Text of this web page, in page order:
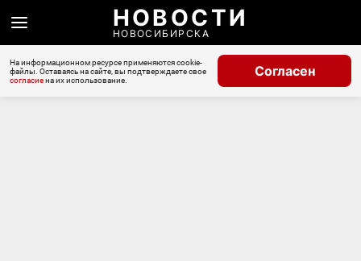
НОВОСТИ
НОВОСИБИРСКА
На информационном ресурсе применяются cookie-
файлы. Оставаясь на сайте, вы подтверждаете свое
согласиена их использование.
Согласен